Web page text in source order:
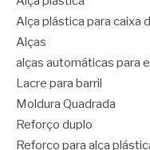
Alça plástica para caixa
Alças
alças automáticas para
Lacre para barril
Moldura Quadrada
Reforço duplo
Reforço para alça